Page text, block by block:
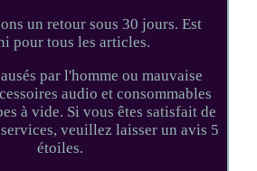
un retour sous 30 jours. Est
pour tous les articles.
par l'homme ou mauvaise
audio et consommables
à vide. Si vous êtes satisfait de
veuillez laisser un avis 5
étoiles.